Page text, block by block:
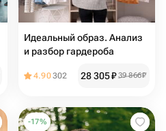
Идеальный образ. Анализ
и разбор гардероба
4.90302 28 305₽ 39 866₽
-17%